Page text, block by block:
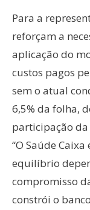
Para a
reforçam a
aplicação do
custos pagos
sem o atual
6,5% da folha,
participação
“O Saúde
equilíbrio
compromisso
constrói o